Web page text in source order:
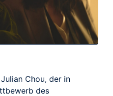
Chou, der in
des